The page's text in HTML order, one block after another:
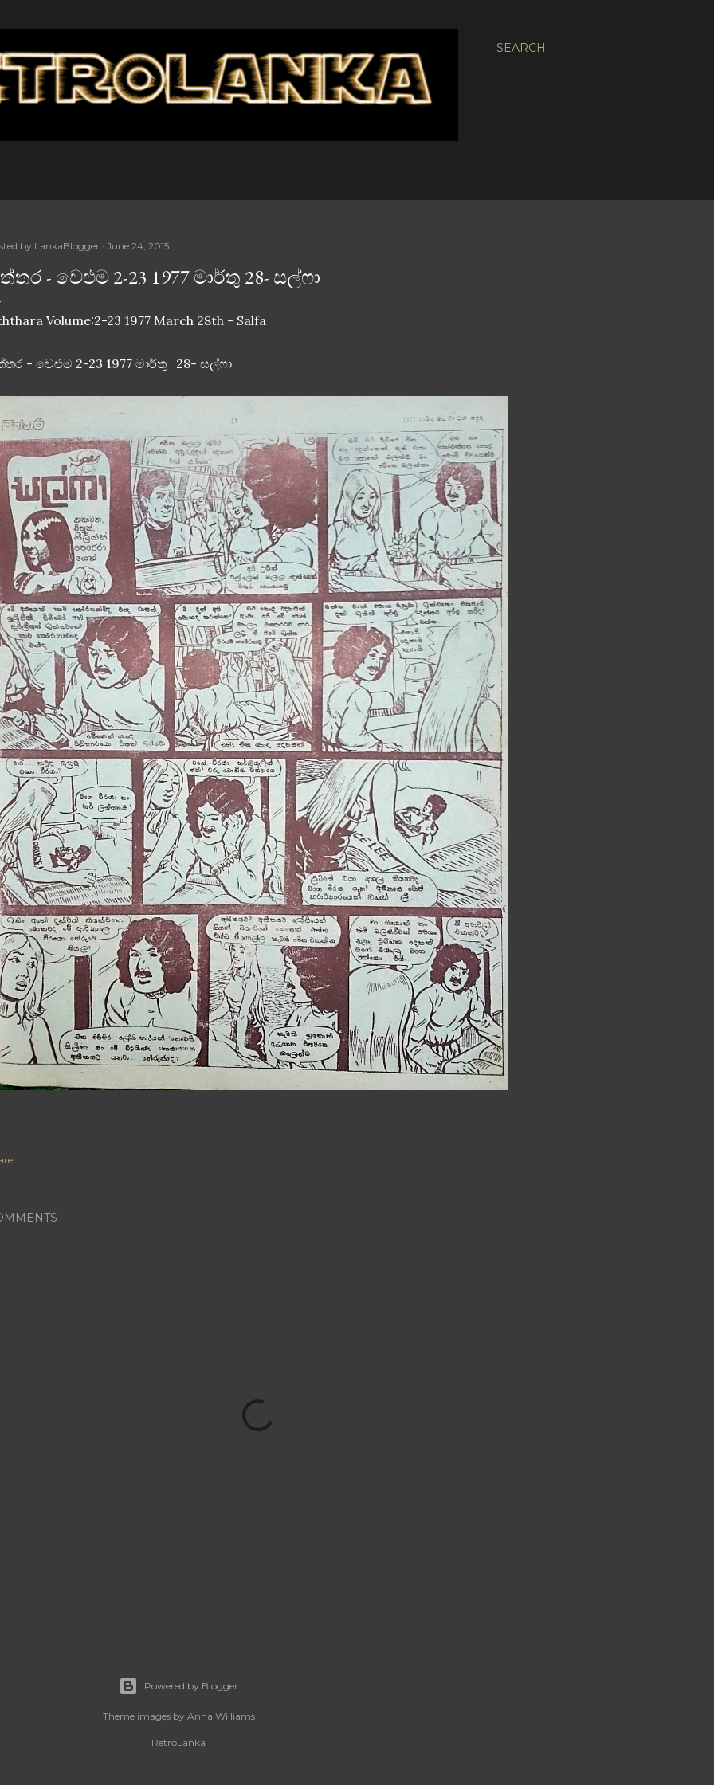
SEARCH
by LankaBlogger June 24, 2015
- වෙළුම 2-23 1977 මාර්තු 28- සල්ෆා
Volume:2-23 1977 March 28th - Salfa
- වෙළුම 2-23 1977 මාර්තු 28- සල්ෆා
Powered by Blogger
Theme images by Anna Williams
RetroLanka